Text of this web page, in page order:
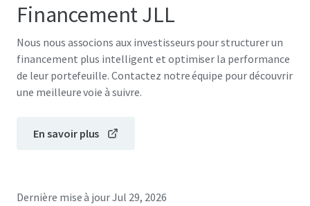
Financement JLL
Nous nous associons aux investisseurs pour structurer un
financement plus intelligent et optimiser la performance
de leur portefeuille. Contactez notre équipe pour découvrir
une meilleure voie à suivre.
En savoir plus
Dernière mise à jourJul 29, 2026